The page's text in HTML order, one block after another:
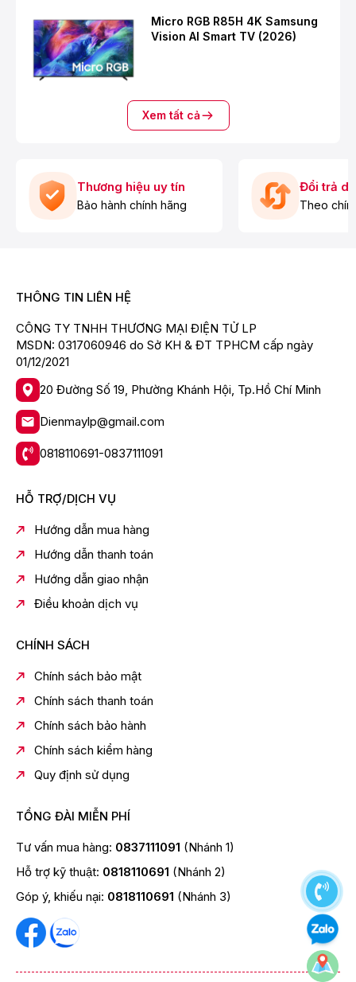
Micro RGB R85H 4K Samsung
Vision AI Smart TV (2026)
Xem tất cả
Thương hiệu uy tín
Bảo hành chính hãng
Đổi trả
Theo
THÔNG TIN LIÊN HỆ
CÔNG TY TNHH THƯƠNG MẠI ĐIỆN TỬ LP
MSDN: 0317060946 do Sở KH & ĐT TPHCM cấp ngày
01/12/2021
20 Đường Số 19, Phường Khánh Hội, Tp.Hồ Chí Minh
Dienmaylp@gmail.com
0818110691-0837111091
HỖ TRỢ/DỊCH VỤ
Hướng dẫn mua hàng
Hướng dẫn thanh toán
Hướng dẫn giao nhận
Điều khoản dịch vụ
CHÍNH SÁCH
Chính sách bảo mật
Chính sách thanh toán
Chính sách bảo hành
Chính sách kiểm hàng
Quy định sử dụng
TỔNG ĐÀI MIỄN PHÍ
Tư vấn mua hàng: 0837111091 (Nhánh 1)
Hỗ trợ kỹ thuật: 0818110691 (Nhánh 2)
Góp ý, khiếu nại: 0818110691 (Nhánh 3)